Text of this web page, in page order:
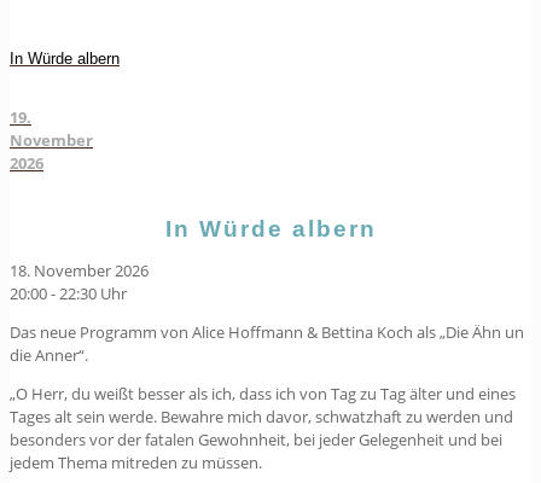
In Würde albern
19.
November
2026
In Würde albern
18. November 2026
20:00 - 22:30 Uhr
Das neue Programm von Alice Hoffmann & Bettina Koch als „Die Ähn un
die Anner“.
„O Herr, du weißt besser als ich, dass ich von Tag zu Tag älter und eines
Tages alt sein werde. Bewahre mich davor, schwatzhaft zu werden und
besonders vor der fatalen Gewohnheit, bei jeder Gelegenheit und bei
jedem Thema mitreden zu müssen.